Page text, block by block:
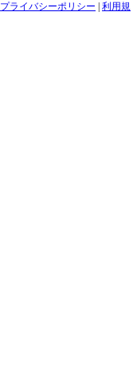
プライバシーポリシー
利用規